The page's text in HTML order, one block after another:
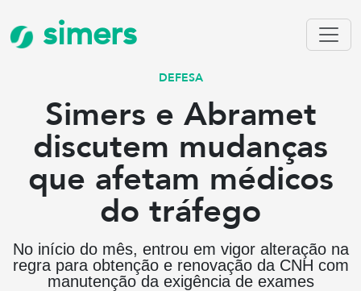
simers
DEFESA
Simers e Abramet
discutem mudanças
que afetam médicos
do tráfego
No início do mês, entrou em vigor alteração na
regra para obtenção e renovação da CNH com
manutenção da exigência de exames